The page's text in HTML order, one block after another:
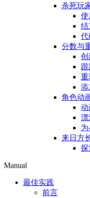
杀死玩
使
结
代
分数与
创
重
添
角色动
动
漂
来日方
探
Manual
最佳实践
前言